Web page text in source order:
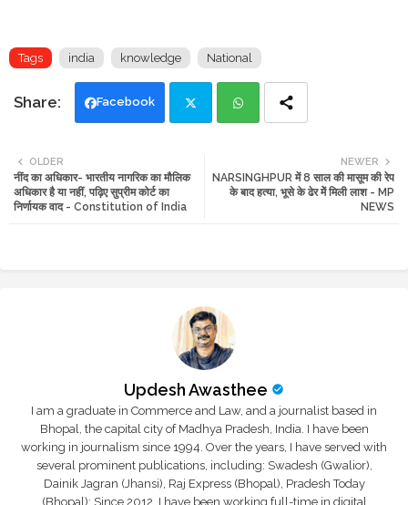
Tags india knowledge National
Facebook
tte ats
NEWER
NARSINGHPUR में 8 साल की मासूम की रेप
के बाद हत्या, भूसे के ढेर मेें मिली लाश - MP
NEWS
OLDER
नींद का अधिकार- भारतीय नागरिक का मौलिक
अधिकार है या नहीं, पढ़िए सुप्रीम कोर्ट का
निर्णायक वाद - Constitution of India
Updesh Awasthee
I am a graduate in Commerce and Law, and a journalist based in
Bhopal, the capital city of Madhya Pradesh, India. I have been
working in journalism since 1994. Over the years, I have served with
several prominent publications, including: Swadesh (Gwalior),
Dainik Jagran (Jhansi), Raj Express (Bhopal), Pradesh Today
(Bhopal); Since 2012, I have been working full-time in digital